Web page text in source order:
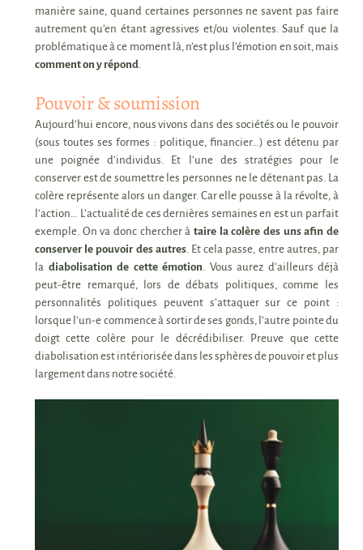
manière saine, quand certaines personnes ne savent pas faire
autrement qu’en étant agressives et/ou violentes. Sauf que la
problématique à ce moment là, n’est plus l’émotion en soit, mais
comment on y répond.
Pouvoir & soumission
Aujourd’hui encore, nous vivons dans des sociétés ou le pouvoir
(sous toutes ses formes : politique, financier…) est détenu par
une poignée d’individus. Et l’une des stratégies pour le
conserver est de soumettre les personnes ne le détenant pas. La
colère représente alors un danger. Car elle pousse à la révolte, à
l’action… L’actualité de ces dernières semaines en est un parfait
exemple. On va donc chercher à taire la colère des uns afin de
conserver le pouvoir des autres. Et cela passe, entre autres, par
la diabolisation de cette émotion . Vous aurez d’ailleurs déjà
peut-être remarqué, lors de débats politiques, comme les
personnalités politiques peuvent s’attaquer sur ce point :
lorsque l’un-e commence à sortir de ses gonds, l’autre pointe du
doigt cette colère pour le décrédibiliser. Preuve que cette
diabolisation est intériorisée dans les sphères de pouvoir et plus
largement dans notre société.